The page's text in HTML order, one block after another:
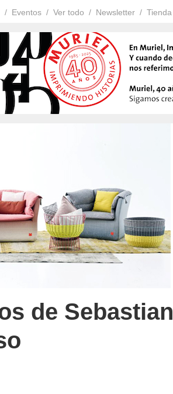
Eventos Ver todo Newsletter Tienda
de Sebastian